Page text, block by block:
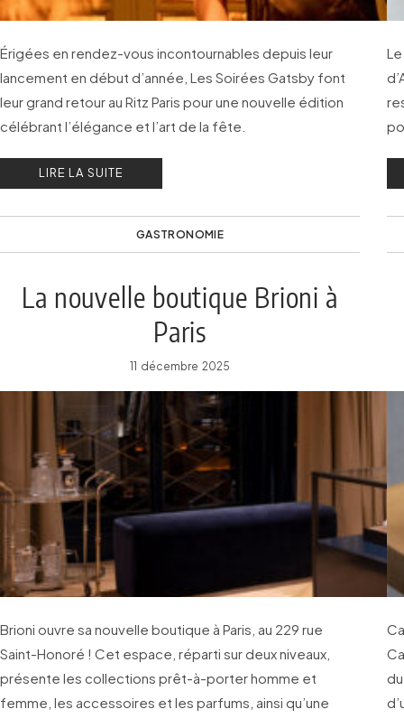
Érigées en rendez-vous incontournables depuis leur
lancement en début d’année, Les Soirées Gatsby font
leur grand retour au Ritz Paris pour une nouvelle édition
célébrant l’élégance et l’art de la fête.
LIRE LA SUITE
GASTRONOMIE
La nouvelle boutique Brioni à
Paris
11 décembre 2025
Brioni ouvre sa nouvelle boutique à Paris, au 229 rue
Saint-Honoré ! Cet espace, réparti sur deux niveaux,
présente les collections prêt-à-porter homme et
femme, les accessoires et les parfums, ainsi qu’une